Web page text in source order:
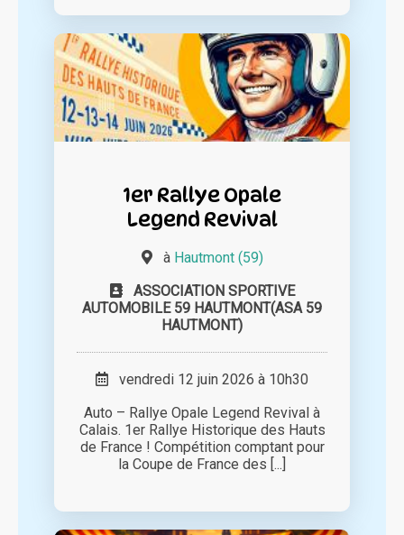
1er Rallye Opale
Legend Revival
à Hautmont (59)
ASSOCIATION SPORTIVE
AUTOMOBILE 59 HAUTMONT(ASA 59
HAUTMONT)
vendredi 12 juin 2026 à 10h30
Auto – Rallye Opale Legend Revival à
Calais. 1er Rallye Historique des Hauts
de France ! Compétition comptant pour
la Coupe de France des [...]